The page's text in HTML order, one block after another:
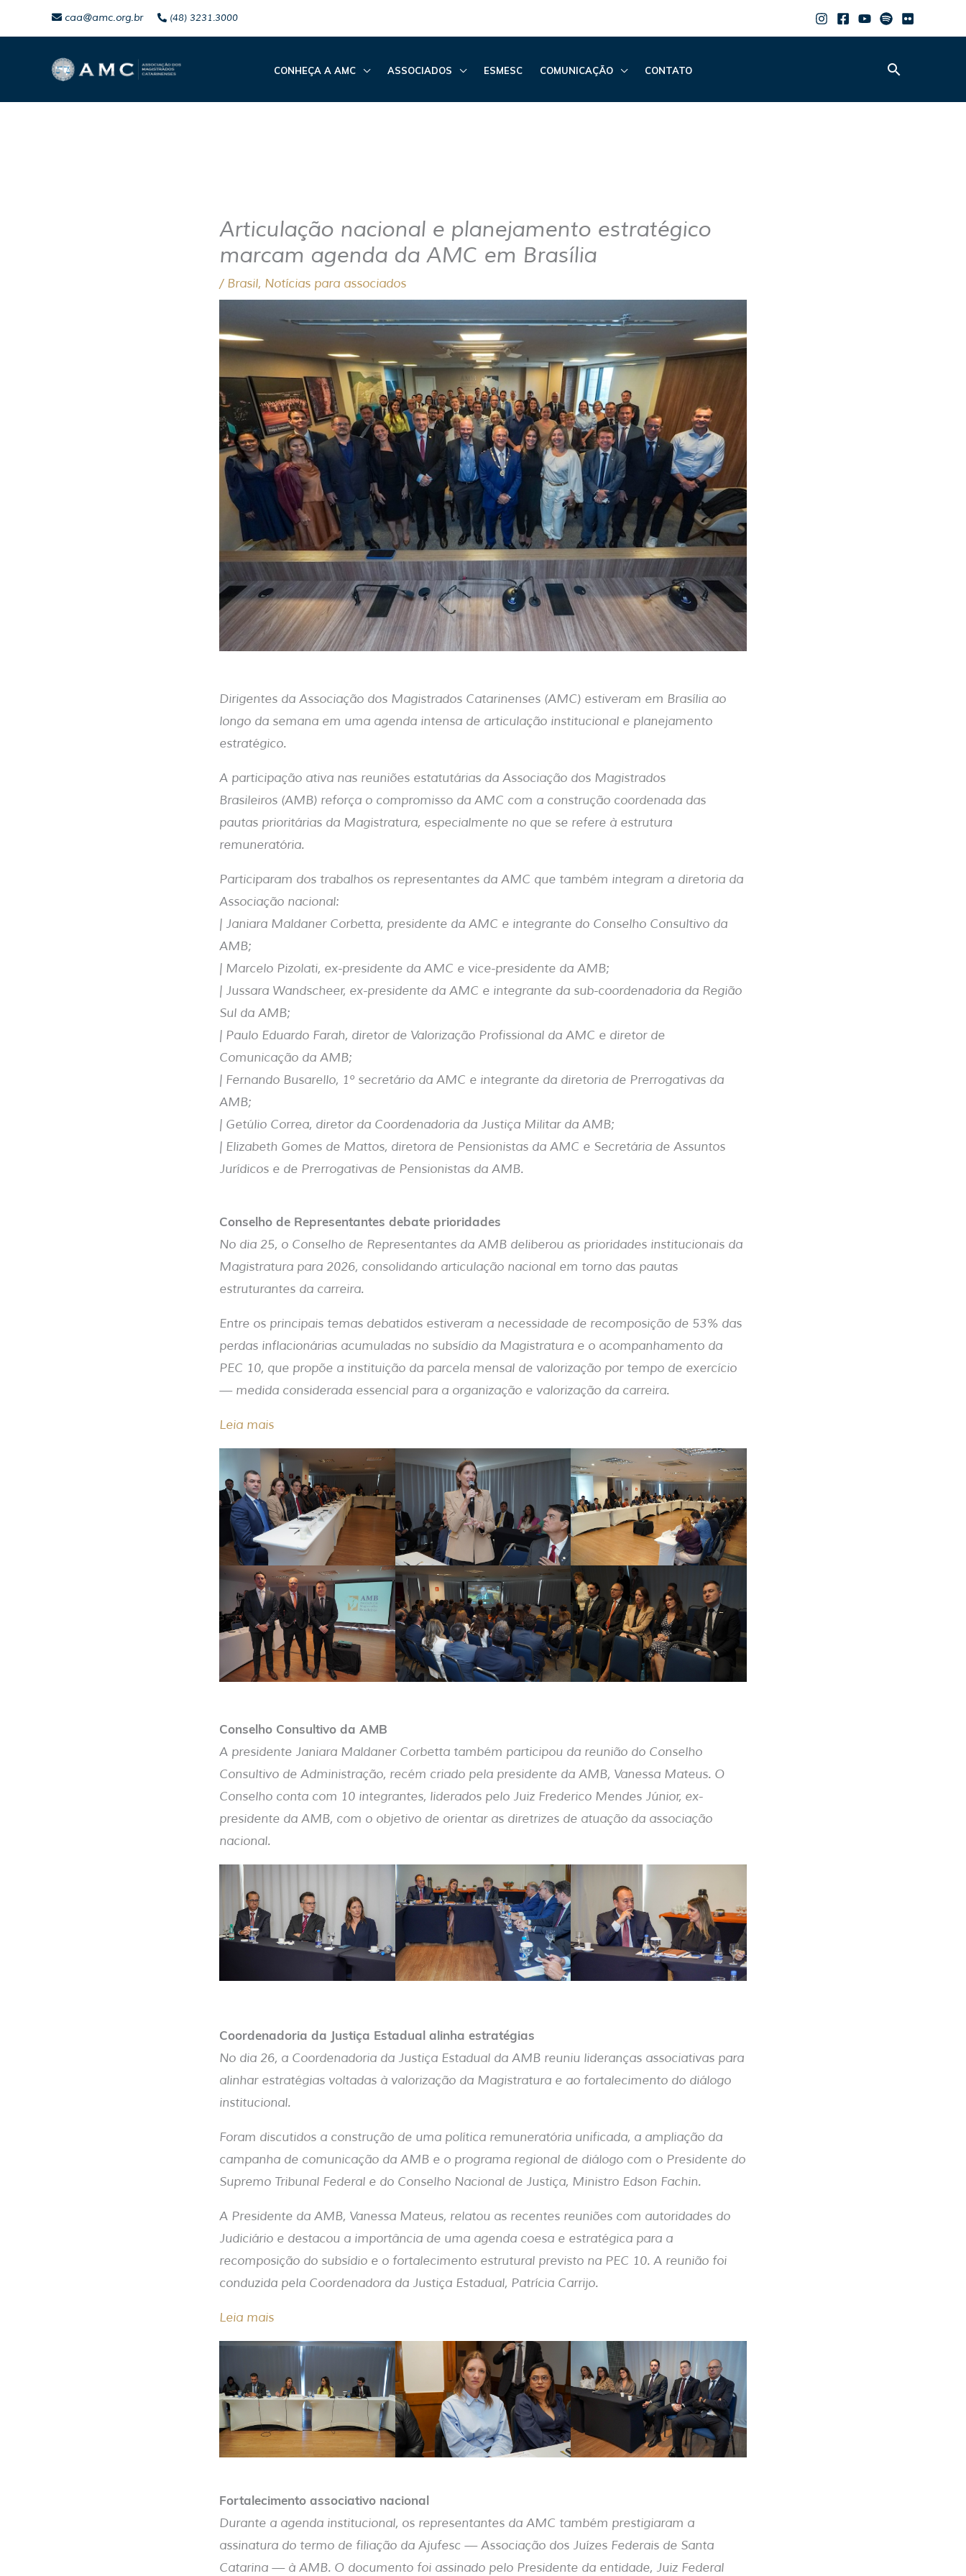
conteúdo
caa@amc.org.br (48) 3231.3000
CONHEÇA A AMC ASSOCIADOS ESMESC COMUNICAÇÃO CONTATO Pesquisar
Articulação nacional e planejamento estratégico
marcam agenda da AMC em Brasília
/ Brasil, Notícias para associados
Dirigentes da Associação dos Magistrados Catarinenses (AMC) estiveram em Brasília ao
longo da semana em uma agenda intensa de articulação institucional e planejamento
estratégico.
A participação ativa nas reuniões estatutárias da Associação dos Magistrados
Brasileiros (AMB) reforça o compromisso da AMC com a construção coordenada das
pautas prioritárias da Magistratura, especialmente no que se refere à estrutura
remuneratória.
Participaram dos trabalhos os representantes da AMC que também integram a diretoria da
Associação nacional:
| Janiara Maldaner Corbetta, presidente da AMC e integrante do Conselho Consultivo da
AMB;
| Marcelo Pizolati, ex-presidente da AMC e vice-presidente da AMB;
| Jussara Wandscheer, ex-presidente da AMC e integrante da sub-coordenadoria da Região
Sul da AMB;
| Paulo Eduardo Farah, diretor de Valorização Profissional da AMC e diretor de
Comunicação da AMB;
| Fernando Busarello, 1º secretário da AMC e integrante da diretoria de Prerrogativas da
AMB;
| Getúlio Correa, diretor da Coordenadoria da Justiça Militar da AMB;
| Elizabeth Gomes de Mattos, diretora de Pensionistas da AMC e Secretária de Assuntos
Jurídicos e de Prerrogativas de Pensionistas da AMB.
Conselho de Representantes debate prioridades
No dia 25, o Conselho de Representantes da AMB deliberou as prioridades institucionais da
Magistratura para 2026, consolidando articulação nacional em torno das pautas
estruturantes da carreira.
Entre os principais temas debatidos estiveram a necessidade de recomposição de 53% das
perdas inflacionárias acumuladas no subsídio da Magistratura e o acompanhamento da
PEC 10, que propõe a instituição da parcela mensal de valorização por tempo de exercício
— medida considerada essencial para a organização e valorização da carreira.
Leia mais
Conselho Consultivo da AMB
A presidente Janiara Maldaner Corbetta também participou da reunião do Conselho
Consultivo de Administração, recém criado pela presidente da AMB, Vanessa Mateus. O
Conselho conta com 10 integrantes, liderados pelo Juiz Frederico Mendes Júnior, ex-
presidente da AMB, com o objetivo de orientar as diretrizes de atuação da associação
nacional.
Coordenadoria da Justiça Estadual alinha estratégias
No dia 26, a Coordenadoria da Justiça Estadual da AMB reuniu lideranças associativas para
alinhar estratégias voltadas à valorização da Magistratura e ao fortalecimento do diálogo
institucional.
Foram discutidos a construção de uma política remuneratória unificada, a ampliação da
campanha de comunicação da AMB e o programa regional de diálogo com o Presidente do
Supremo Tribunal Federal e do Conselho Nacional de Justiça, Ministro Edson Fachin.
A Presidente da AMB, Vanessa Mateus, relatou as recentes reuniões com autoridades do
Judiciário e destacou a importância de uma agenda coesa e estratégica para a
recomposição do subsídio e o fortalecimento estrutural previsto na PEC 10. A reunião foi
conduzida pela Coordenadora da Justiça Estadual, Patrícia Carrijo.
Leia mais
Fortalecimento associativo nacional
Durante a agenda institucional, os representantes da AMC também prestigiaram a
assinatura do termo de filiação da Ajufesc — Associação dos Juízes Federais de Santa
Catarina — à AMB. O documento foi assinado pelo Presidente da entidade, Juiz Federal